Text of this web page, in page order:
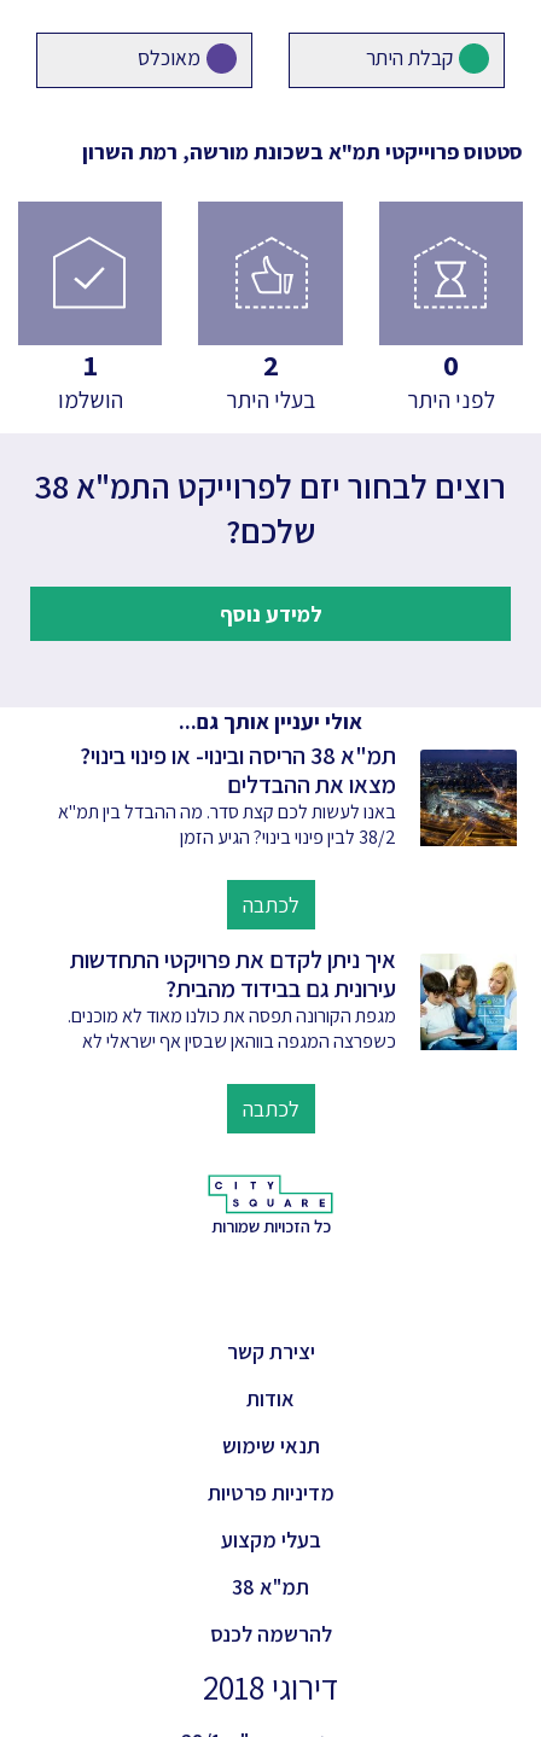
קבלת היתר מאוכלס
סטטוס פרוייקטי תמ"א בשכונת מורשה, רמת השרון
0
לפני היתר
2
בעלי היתר
1
הושלמו
רוצים לבחור יזם לפרוייקט התמ"א 38
שלכם?
למידע נוסף
אולי יעניין אותך גם...
תמ"א 38 הריסה ובינוי- או פינוי בינוי?
מצאו את ההבדלים
באנו לעשות לכם קצת סדר. מה ההבדל בין תמ"א
38/2 לבין פינוי בינוי? הגיע הזמן
לכתבה
איך ניתן לקדם את פרויקטי התחדשות
עירונית גם בבידוד מהבית?
מגפת הקורונה תפסה את כולנו מאוד לא מוכנים.
כשפרצה המגפה בווהאן שבסין אף ישראלי לא
לכתבה
כל הזכויות שמורות
יצירת קשר
אודות
תנאי שימוש
מדיניות פרטיות
בעלי מקצוע
תמ"א 38
להרשמה לכנס
דירוגי 2018